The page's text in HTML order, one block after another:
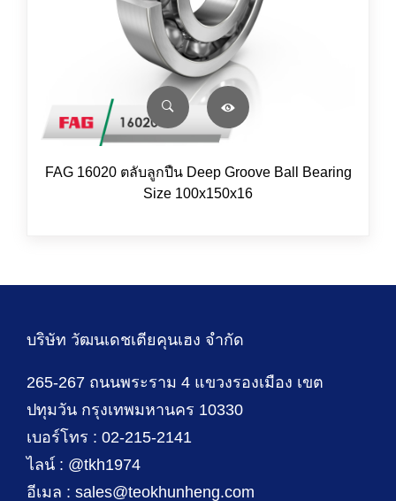
FAG 16020 ตลับลูกปืน Deep Groove Ball Bearing
Size 100x150x16
บริษัท วัฒนเดชเตียคุนเฮง จำกัด
265-267 ถนนพระราม 4 แขวงรองเมือง เขต
ปทุมวัน กรุงเทพมหานคร 10330
เบอร์โทร : 02-215-2141
ไลน์ : @tkh1974
อีเมล : sales@teokhunheng.com